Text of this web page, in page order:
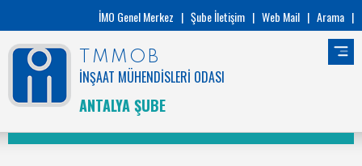
İMO Genel Merkez | Şube İletişim | Web Mail | Arama |
TMMOB
İNŞAAT MÜHENDİSLERİ ODASI
ANTALYA ŞUBE